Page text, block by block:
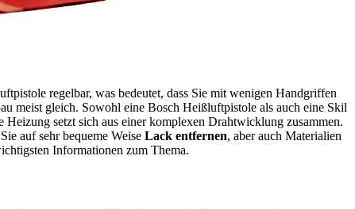
regelbar, was bedeutet, dass Sie mit wenigen Handgriffen
meist gleich. Sowohl eine Bosch Heißluftpistole als auch eine Skil
Heizung setzt sich aus einer komplexen Drahtwicklung zusammen.
auf sehr bequeme Weise Lack entfernen, aber auch Materialien
Informationen zum Thema.